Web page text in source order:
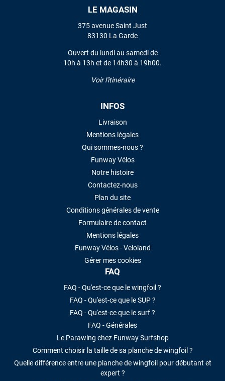
LE MAGASIN
375 avenue Saint Just
83130 La Garde
Ouvert du lundi au samedi de
10h à 13h et de 14h30 à 19h00.
Voir l'itinéraire
INFOS
Livraison
Mentions légales
Qui sommes-nous ?
Funway Vélos
Notre histoire
Contactez-nous
Plan du site
Conditions générales de vente
Formulaire de contact
Mentions légales
Funway Vélos - Veloland
Gérer mes cookies
FAQ
FAQ - Qu'est-ce que le wingfoil ?
FAQ - Qu'est-ce que le SUP ?
FAQ - Qu'est-ce que le surf ?
FAQ - Générales
Le Parawing chez Funway Surfshop
Comment choisir la taille de sa planche de wingfoil ?
Quelle différence entre une planche de wingfoil pour débutant et
expert ?
VOIR TOUS LES AVIS